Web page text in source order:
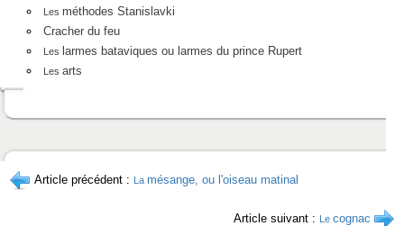
Les méthodes Stanislavki
Cracher du feu
Les larmes bataviques ou larmes du prince Rupert
Les arts
Article précédent : La mésange, ou l'oiseau matinal
Article suivant : Le cognac